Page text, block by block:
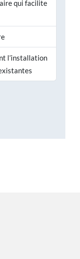
qui facilite
l’installation